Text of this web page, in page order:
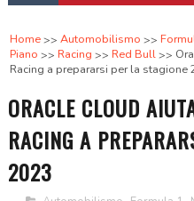
Home Automobilismo
Piano
Racing Red Bull
Racing a prepararsi per la stagione
ORACLE CLOUD
RACING A
2023